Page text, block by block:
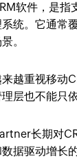
软件，是指
统。它通常
。
越重视移动
层也不能只
长期对
据驱动增长